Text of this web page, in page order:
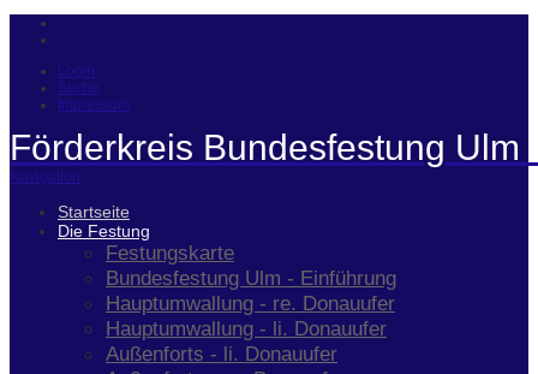
Login
Suche
Impressum
Förderkreis Bundesfestung Ulm
Navigation
Startseite
Die Festung
Festungskarte
Bundesfestung Ulm - Einführung
Hauptumwallung - re. Donauufer
Hauptumwallung - li. Donauufer
Außenforts - li. Donauufer